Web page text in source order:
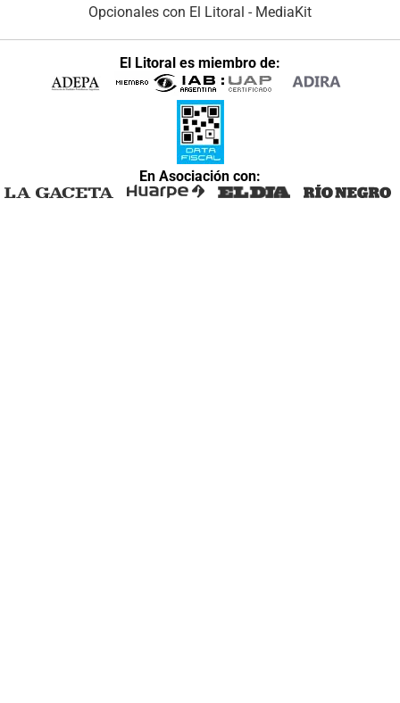
Opcionales con El Litoral - MediaKit
El Litoral es miembro de:
En Asociación con: